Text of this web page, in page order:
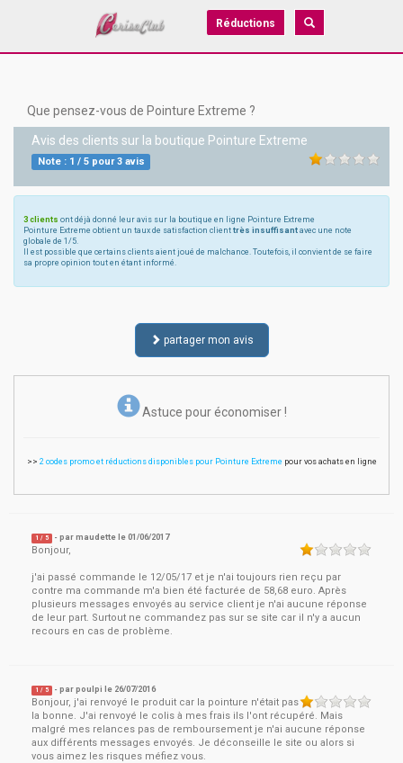
Réductions
Que pensez-vous de Pointure Extreme ?
Avis des clients sur la boutique Pointure Extreme
Note : 1 / 5pour3avis
3 clients ont déjà donné leur avis sur la boutique en ligne Pointure Extreme
Pointure Extreme obtient un taux de satisfaction client très insuffisant avec une note
globale de 1/5.
Il est possible que certains clients aient joué de malchance. Toutefois, il convient de se faire
sa propre opinion tout en étant informé.
partager mon avis
Astuce pour économiser !
>> 2 codes promo et réductions disponibles pour Pointure Extreme pour vos achats en ligne
1 / 5 - parmaudette le01/06/2017
Bonjour,
j'ai passé commande le 12/05/17 et je n'ai toujours rien reçu par
contre ma commande m'a bien été facturée de 58,68 euro. Après
plusieurs messages envoyés au service client je n'ai aucune réponse
de leur part. Surtout ne commandez pas sur se site car il n'y a aucun
recours en cas de problème.
1 / 5 - parpoulpi le 26/07/2016
Bonjour, j'ai renvoyé le produit car la pointure n'était pas
la bonne. J'ai renvoyé le colis à mes frais ils l'ont récupéré. Mais
malgré mes relances pas de remboursement je n'ai aucune réponse
aux différents messages envoyés. Je déconseille le site ou alors si
vous aimez les risques méfiez vous.